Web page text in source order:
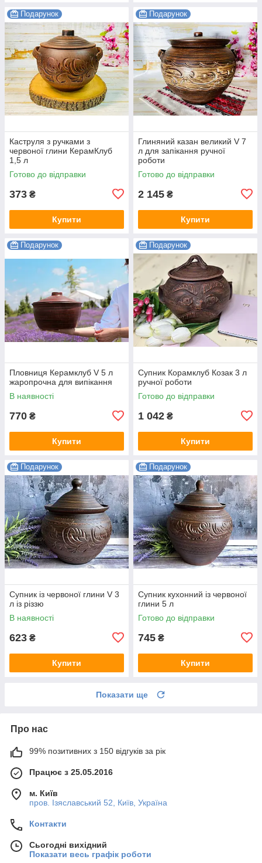
Подарунок
Каструля з ручками з
червоної глини КерамКлуб
1,5 л
Готово до відправки
373 ₴
Купити
Подарунок
Глиняний казан великий V 7
л для запікання ручної
роботи
Готово до відправки
2 145 ₴
Купити
Подарунок
Пловниця Керамклуб V 5 л
жаропрочна для випікання
В наявності
770 ₴
Купити
Подарунок
Супник Корамклуб Козак 3 л
ручної роботи
Готово до відправки
1 042 ₴
Купити
Подарунок
Супник із червоної глини V 3
л із різзю
В наявності
623 ₴
Купити
Подарунок
Супник кухонний із червоної
глини 5 л
Готово до відправки
745 ₴
Купити
Показати ще
Про нас
99% позитивних з 150 відгуків за рік
Працює з 25.05.2016
м. Київ
пров. Ізяславський 52, Київ, Україна
Контакти
Сьогодні вихідний
Показати весь графік роботи